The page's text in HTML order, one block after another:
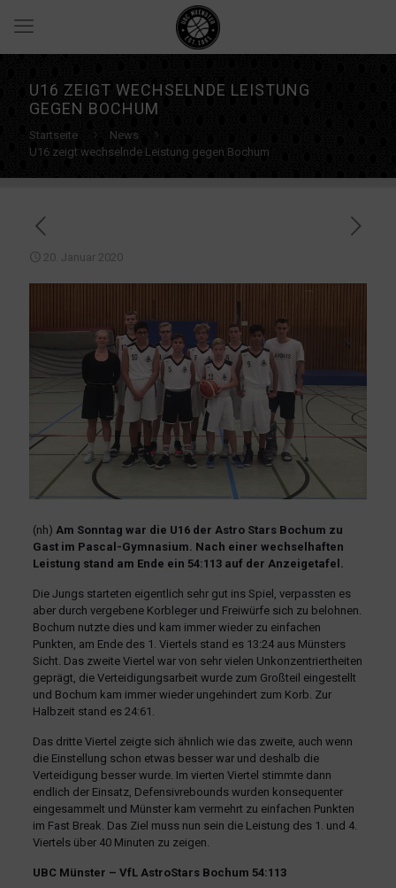
U16 ZEIGT WECHSELNDE LEISTUNG
GEGEN BOCHUM
Startseite
News
U16 zeigt wechselnde Leistung gegen Bochum
20. Januar 2020
(nh) Am Sonntag war die U16 der Astro Stars Bochum zu
Gast im Pascal-Gymnasium. Nach einer wechselhaften
Leistung stand am Ende ein 54:113 auf der Anzeigetafel.
Die Jungs starteten eigentlich sehr gut ins Spiel, verpassten es
aber durch vergebene Korbleger und Freiwürfe sich zu belohnen.
Bochum nutzte dies und kam immer wieder zu einfachen
Punkten, am Ende des 1. Viertels stand es 13:24 aus Münsters
Sicht. Das zweite Viertel war von sehr vielen Unkonzentriertheiten
geprägt, die Verteidigungsarbeit wurde zum Großteil eingestellt
und Bochum kam immer wieder ungehindert zum Korb. Zur
Halbzeit stand es 24:61.
Das dritte Viertel zeigte sich ähnlich wie das zweite, auch wenn
die Einstellung schon etwas besser war und deshalb die
Verteidigung besser wurde. Im vierten Viertel stimmte dann
endlich der Einsatz, Defensivrebounds wurden konsequenter
eingesammelt und Münster kam vermehrt zu einfachen Punkten
im Fast Break. Das Ziel muss nun sein die Leistung des 1. und 4.
Viertels über 40 Minuten zu zeigen.
UBC Münster – VfL AstroStars Bochum 54:113